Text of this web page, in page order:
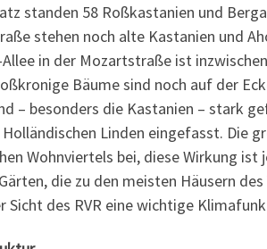
standen 58 Roßkastanien und
stehen noch alte Kastanien und
in der Mozartstraße ist
Bäume sind noch auf der
– besonders die Kastanien – stark
Linden eingefasst. Die
Wohnviertels bei, diese Wirkung
die zu den meisten Häusern
Sicht des RVR eine wichtige